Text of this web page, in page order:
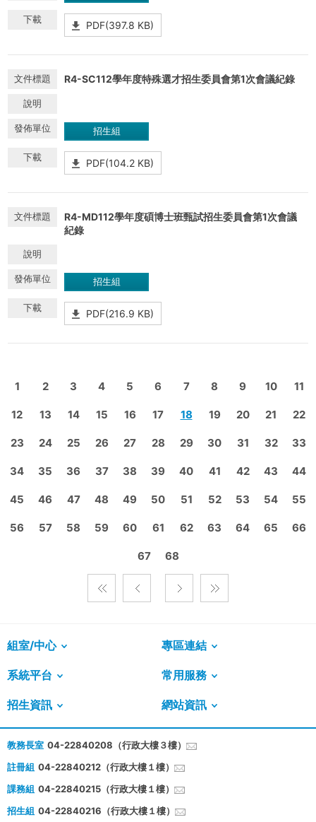
PDF(397.8 KB)
R4-SC112學年度特殊選才招生委員會第1次會議紀錄
招生組
PDF(104.2 KB)
R4-MD112學年度碩博士班甄試招生委員會第1次會議
紀錄
招生組
PDF(216.9 KB)
1 2 3 4 5 6 7 8 9 10 11
12 13 14 15 16 17 18 19 20 21 22
23 24 25 26 27 28 29 30 31 32 33
34 35 36 37 38 39 40 41 42 43 44
45 46 47 48 49 50 51 52 53 54 55
56 57 58 59 60 61 62 63 64 65 66
67 68
組室/中心 專區連結
系統平台 常用服務
招生資訊 網站資訊
教務長室 04-22840208（行政大樓３樓）
註冊組 04-22840212（行政大樓１樓）
課務組 04-22840215（行政大樓１樓）
招生組 04-22840216（行政大樓１樓）